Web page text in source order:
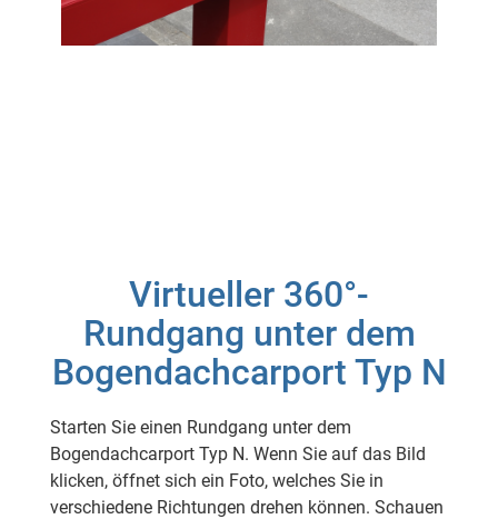
Virtueller 360°-
Rundgang unter dem
Bogendachcarport Typ N
Starten Sie einen Rundgang unter dem
Bogendachcarport Typ N. Wenn Sie auf das Bild
klicken, öffnet sich ein Foto, welches Sie in
verschiedene Richtungen drehen können. Schauen